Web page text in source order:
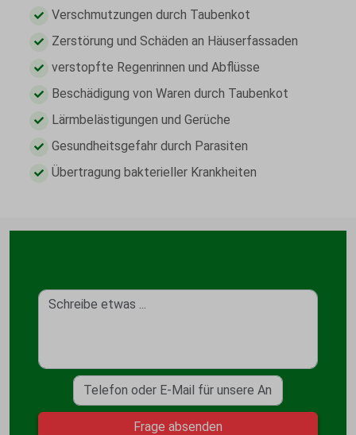
Verschmutzungen durch Taubenkot
Zerstörung und Schäden an Häuserfassaden
verstopfte Regenrinnen und Abflüsse
Beschädigung von Waren durch Taubenkot
Lärmbelästigungen und Gerüche
Gesundheitsgefahr durch Parasiten
Übertragung bakterieller Krankheiten
Frage absenden